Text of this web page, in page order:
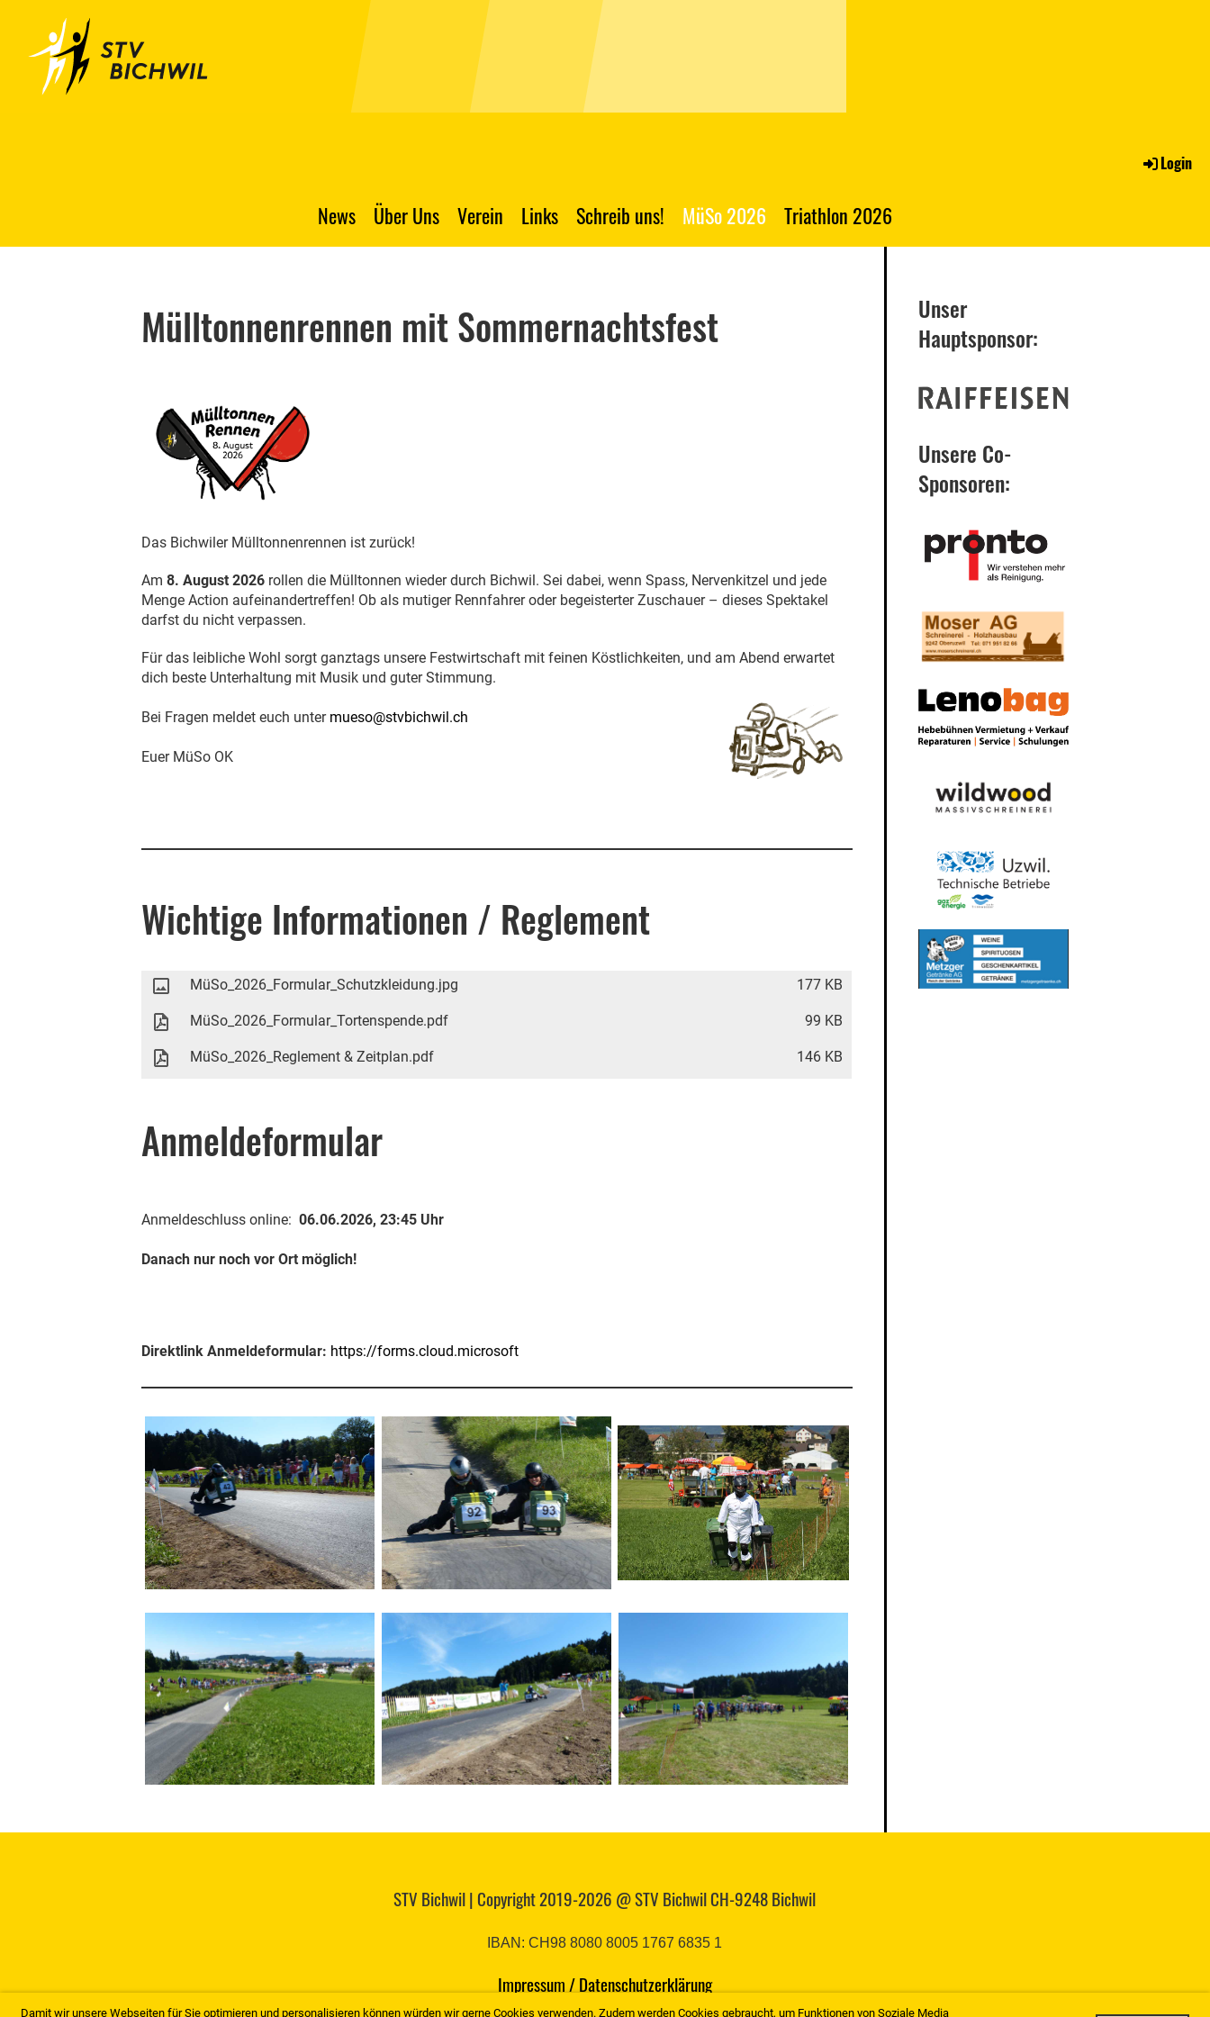
Damit wir unsere Webseiten für Sie optimieren und personalisieren können würden wir gerne Cookies verwenden. Zudem werden Cookies gebraucht, um Funktionen von Soziale Media
Login
News Über Uns Verein Links Schreib uns! MüSo 2026 Triathlon 2026
Mülltonnenrennen mit Sommernachtsfest
Das Bichwiler Mülltonnenrennen ist zurück!
Am 8. August 2026 rollen die Mülltonnen wieder durch Bichwil. Sei dabei, wenn Spass, Nervenkitzel und jede
Menge Action aufeinandertreffen! Ob als mutiger Rennfahrer oder begeisterter Zuschauer – dieses Spektakel
darfst du nicht verpassen.
Für das leibliche Wohl sorgt ganztags unsere Festwirtschaft mit feinen Köstlichkeiten, und am Abend erwartet
dich beste Unterhaltung mit Musik und guter Stimmung.
Bei Fragen meldet euch unter mueso@stvbichwil.ch
Euer MüSo OK
Wichtige Informationen / Reglement
MüSo_2026_Formular_Schutzkleidung.jpg 177 KB
MüSo_2026_Formular_Tortenspende.pdf 99 KB
MüSo_2026_Reglement & Zeitplan.pdf 146 KB
Anmeldeformular
Anmeldeschluss online: 06.06.2026, 23:45 Uhr
Danach nur noch vor Ort möglich!
Direktlink Anmeldeformular: https://forms.cloud.microsoft
Unser
Hauptsponsor:
Unsere Co-
Sponsoren:
STV Bichwil | Copyright 2019-2026 @ STV Bichwil CH-9248 Bichwil
IBAN: CH98 8080 8005 1767 6835 1
Impressum / Datenschutzerklärung